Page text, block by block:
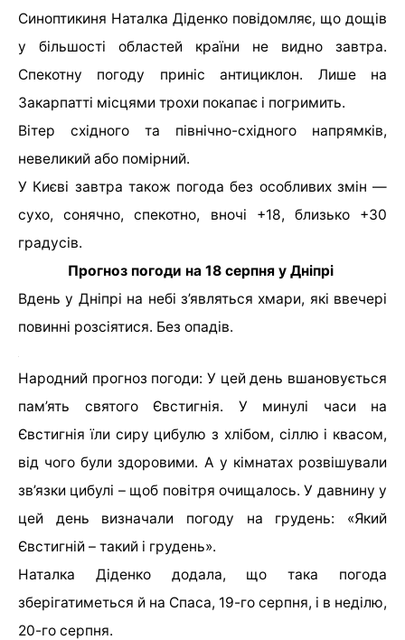
Синоптикиня Наталка Діденко повідомляє, що дощів
у більшості областей країни не видно завтра.
Спекотну погоду приніс антициклон. Лише на
Закарпатті місцями трохи покапає і погримить.
Вітер східного та північно-східного напрямків,
невеликий або помірний.
У Києві завтра також погода без особливих змін —
сухо, сонячно, спекотно, вночі +18, близько +30
градусів.
Прогноз погоди на 18 серпня у Дніпрі
Вдень у Дніпрі на небі з’являться хмари, які ввечері
повинні розсіятися. Без опадів.
Народний прогноз погоди: У цей день вшановується
пам’ять святого Євстигнія. У минулі часи на
Євстигнія їли сиру цибулю з хлібом, сіллю і квасом,
від чого були здоровими. А у кімнатах розвішували
зв’язки цибулі – щоб повітря очищалось. У давнину у
цей день визначали погоду на грудень: «Який
Євстигній – такий і грудень».
Наталка Діденко додала, що така погода
зберігатиметься й на Спаса, 19-го серпня, і в неділю,
20-го серпня.